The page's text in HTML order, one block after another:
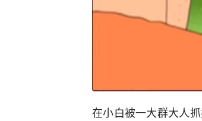
在小白被一大群大人